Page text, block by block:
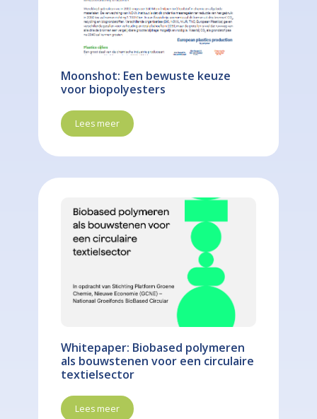
Moonshot: Een bewuste keuze
voor biopolyesters
Lees meer
Whitepaper: Biobased polymeren
als bouwstenen voor een circulaire
textielsector
Lees meer